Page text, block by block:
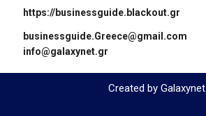
https://businessguide.blackout.gr
businessguide.Greece@gmail.com
info@galaxynet.gr
Created by Galaxynet